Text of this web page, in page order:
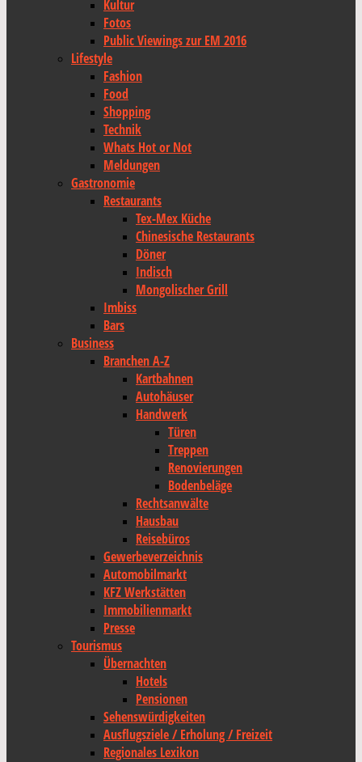
Kultur
Fotos
Public Viewings zur EM 2016
Lifestyle
Fashion
Food
Shopping
Technik
Whats Hot or Not
Meldungen
Gastronomie
Restaurants
Tex-Mex Küche
Chinesische Restaurants
Döner
Indisch
Mongolischer Grill
Imbiss
Bars
Business
Branchen A-Z
Kartbahnen
Autohäuser
Handwerk
Türen
Treppen
Renovierungen
Bodenbeläge
Rechtsanwälte
Hausbau
Reisebüros
Gewerbeverzeichnis
Automobilmarkt
KFZ Werkstätten
Immobilienmarkt
Presse
Tourismus
Übernachten
Hotels
Pensionen
Sehenswürdigkeiten
Ausflugsziele / Erholung / Freizeit
Regionales Lexikon